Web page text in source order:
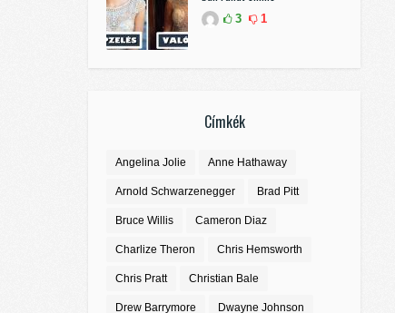
3 1
Címkék
Angelina Jolie Anne Hathaway
Arnold Schwarzenegger Brad Pitt
Bruce Willis Cameron Diaz
Charlize Theron Chris Hemsworth
Chris Pratt Christian Bale
Drew Barrymore Dwayne Johnson